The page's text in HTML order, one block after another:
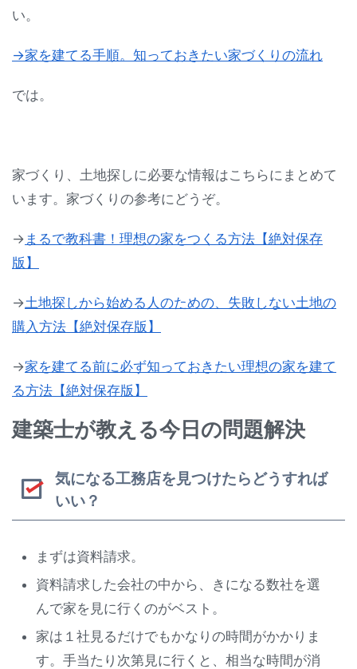
い。
→家を建てる手順。知っておきたい家づくりの流れ
では。
家づくり、土地探しに必要な情報はこちらにまとめて
います。家づくりの参考にどうぞ。
→ まるで教科書！理想の家をつくる方法【絶対保存
版】
→土地探しから始める人のための、失敗しない土地の
購入方法【絶対保存版】
→家を建てる前に必ず知っておきたい理想の家を建て
る方法【絶対保存版】
建築士が教える今日の問題解決
気になる工務店を見つけたらどうすれば
いい？
まずは資料請求。
資料請求した会社の中から、きになる数社を選
んで家を見に行くのがベスト。
家は１社見るだけでもかなりの時間がかかりま
す。手当たり次第見に行くと、相当な時間が消